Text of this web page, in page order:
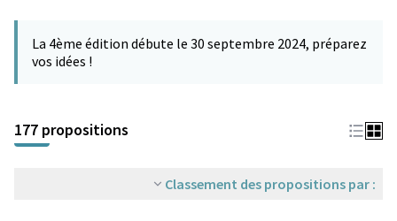
−
La 4ème édition débute le 30 septembre 2024, préparez
vos idées !
177 propositions
Classement des propositions par :